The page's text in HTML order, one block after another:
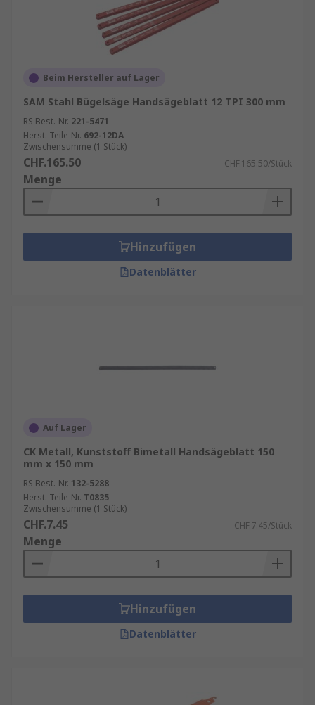
Beim Hersteller auf Lager
SAM Stahl Bügelsäge Handsägeblatt 12 TPI 300 mm
RS Best.-Nr. 221-5471
Herst. Teile-Nr. 692-12DA
Zwischensumme (1 Stück)
CHF.165.50 CHF.165.50/Stück
Menge
Hinzufügen
Datenblätter
Auf Lager
CK Metall, Kunststoff Bimetall Handsägeblatt 150
mm x 150 mm
RS Best.-Nr. 132-5288
Herst. Teile-Nr. T0835
Zwischensumme (1 Stück)
CHF.7.45 CHF.7.45/Stück
Menge
Hinzufügen
Datenblätter